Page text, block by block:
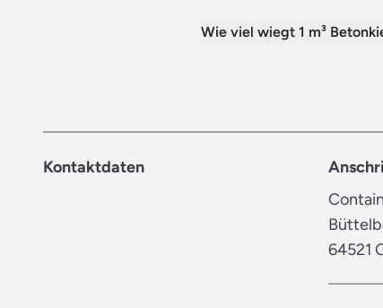
Wie viel wiegt 1 m³
Kontaktdaten
64521